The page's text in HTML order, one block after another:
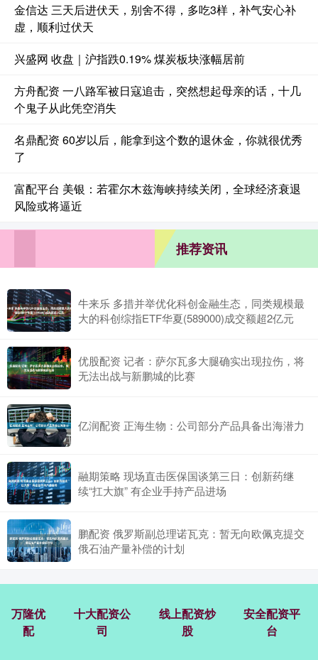
金信达 三天后进伏天，别舍不得，多吃3样，补气安心补
虚，顺利过伏天
兴盛网 收盘｜沪指跌0.19% 煤炭板块涨幅居前
方舟配资 一八路军被日寇追击，突然想起母亲的话，十几
个鬼子从此凭空消失
名鼎配资 60岁以后，能拿到这个数的退休金，你就很优秀
了
富配平台 美银：若霍尔木兹海峡持续关闭，全球经济衰退
风险或将逼近
推荐资讯
牛来乐 多措并举优化科创金融生态，同类规模最
大的科创综指ETF华夏(589000)成交额超2亿元
优股配资 记者：萨尔瓦多大腿确实出现拉伤，将
无法出战与新鹏城的比赛
亿润配资 正海生物：公司部分产品具备出海潜力
融期策略 现场直击医保国谈第三日：创新药继
续“扛大旗” 有企业手持产品进场
鹏配资 俄罗斯副总理诺瓦克：暂无向欧佩克提交
俄石油产量补偿的计划
万隆优
配
十大配资公
司
线上配资炒
股
安全配资平
台